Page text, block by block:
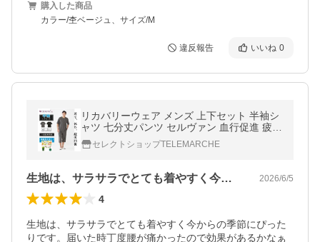
購入した商品
カラー/杢ベージュ、サイズ/M
違反報告 いいね 0
リカバリーウェア メンズ 上下セット 半袖シ
ャツ 七分丈パンツ セルヴァン 血行促進 疲労
回復 疲れ ギフト 贈り物 父の日
セレクトショップTELEMARCHE
生地は、サラサラでとても着やすく今から… 2026/6/5
4
生地は、サラサラでとても着やすく今からの季節にぴった
りです。届いた時丁度腰が痛かったので効果があるかなぁ